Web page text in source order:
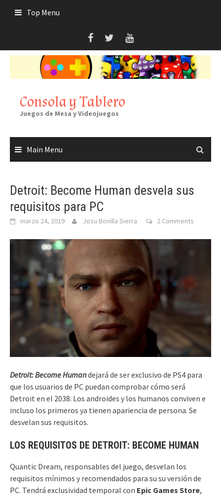
Top Menu
Consola y Tablero
Juegos de Mesa y Videojuegos
Main Menu
Detroit: Become Human desvela sus
requisitos para PC
marzo 24, 2019 Josu Bonilla Sierra 2 Comments
Detroit: Become Humandejará de ser exclusivo de PS4 para
que los usuarios de PC puedan comprobar cómo será
Detroit en el 2038. Los androides y los humanos conviven e
incluso los primeros ya tienen apariencia de persona. Se
desvelan sus requisitos.
LOS REQUISITOS DE DETROIT: BECOME HUMAN
Quantic Dream, responsables del juego, desvelan los
requisitos mínimos y recomendados para su su versión de
PC. Tendrá exclusividad temporal con Epic Games Store,